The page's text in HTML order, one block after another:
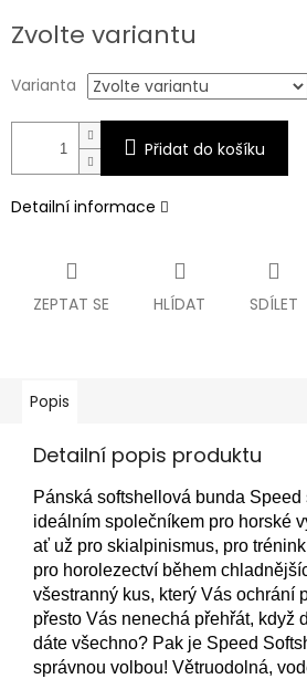
cena:
Zvolte variantu
Varianta
Přidat do košíku
Detailní informace
ZEPTAT SE HLÍDAT SDÍLET
Popis
Detailní popis produktu
Pánská softshellová bunda
ideálním společníkem pro horské
ať už pro skialpinismus, pro
pro horolezectví během
všestranný kus, který Vás ochrání
přesto Vás nenechá přehřát, když
dáte všechno? Pak je Speed
správnou volbou! Větruodolná,